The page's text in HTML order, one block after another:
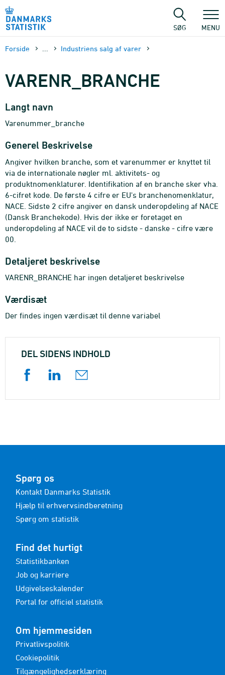
sidens
SØG MENU
Forside Industriens salg af varer
VARENR_BRANCHE
Langt navn
Varenummer_branche
Generel Beskrivelse
Angiver hvilken branche, som et varenummer er knyttet til
via de internationale nøgler ml. aktivitets- og
produktnomenklaturer. Identifikation af en branche sker vha.
6-cifret kode. De første 4 cifre er EU's branchenomenklatur,
NACE. Sidste 2 cifre angiver en dansk underopdeling af NACE
(Dansk Branchekode). Hvis der ikke er foretaget en
underopdeling af NACE vil de to sidste - danske - cifre være
00.
Detaljeret beskrivelse
VARENR_BRANCHE har ingen detaljeret beskrivelse
Værdisæt
Der findes ingen værdisæt til denne variabel
DEL SIDENS INDHOLD
Spørg os
Kontakt Danmarks Statistik
Hjælp til erhvervsindberetning
Spørg om statistik
Find det hurtigt
Statistikbanken
Job og karriere
Udgivelseskalender
Portal for officiel statistik
Om hjemmesiden
Privatlivspolitik
Cookiepolitik
Tilgængelighedserklæring